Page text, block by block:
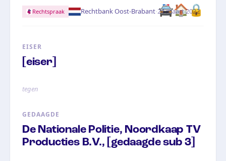
🚔🏠🔒
Rechtspraak Rechtbank Oost-Brabant·24 maart 2022
EISER
[eiser]
tegen
GEDAAGDE
De Nationale Politie, Noordkaap TV
Producties B.V., [gedaagde sub 3]